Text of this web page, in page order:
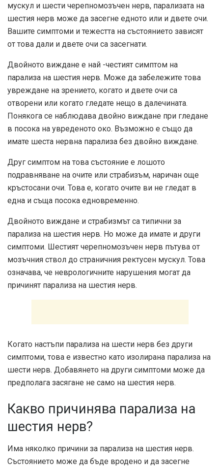
мускул и шести черепномозъчен нерв, парализата на
шестия нерв може да засегне едното или и двете очи.
Вашите симптоми и тежестта на състоянието зависят
от това дали и двете очи са засегнати.
Двойното виждане е най -честият симптом на
парализа на шестия нерв. Може да забележите това
увреждане на зрението, когато и двете очи са
отворени или когато гледате нещо в далечината.
Понякога се наблюдава двойно виждане при гледане
в посока на увреденото око. Възможно е също да
имате шеста нервна парализа без двойно виждане.
Друг симптом на това състояние е лошото
подравняване на очите или страбизъм, наричан още
кръстосани очи. Това е, когато очите ви не гледат в
една и съща посока едновременно.
Двойното виждане и страбизмът са типични за
парализа на шестия нерв. Но може да имате и други
симптоми. Шестият черепномозъчен нерв пътува от
мозъчния ствол до страничния ректусен мускул. Това
означава, че неврологичните нарушения могат да
причинят парализа на шестия нерв.
Когато настъпи парализа на шести нерв без други
симптоми, това е известно като изолирана парализа на
шести нерв. Добавянето на други симптоми може да
предполага засягане не само на шестия нерв.
Какво причинява парализа на
шестия нерв?
Има няколко причини за парализа на шестия нерв.
Състоянието може да бъде вродено и да засегне